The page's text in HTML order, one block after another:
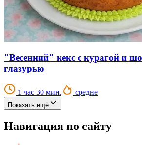
"Весенний" кекс с курагой и
глазурью
1 час 30 мин. средне
Показать ещё
Навигация по сайту